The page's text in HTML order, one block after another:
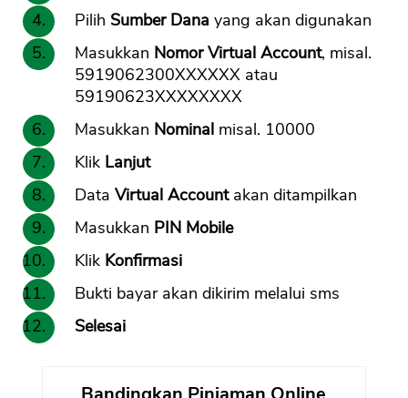
Pilih Sumber Dana yang akan digunakan
Masukkan Nomor Virtual Account, misal.
5919062300XXXXXX atau
59190623XXXXXXXX
Masukkan Nominal misal. 10000
Klik Lanjut
Data Virtual Account akan ditampilkan
Masukkan PIN Mobile
Klik Konfirmasi
Bukti bayar akan dikirim melalui sms
Selesai